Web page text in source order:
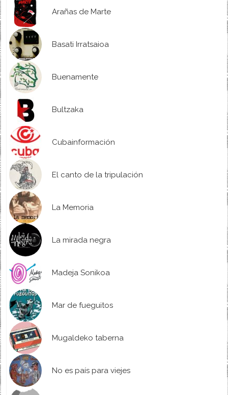
Arañas de Marte
Basati Irratsaioa
Buenamente
Bultzaka
Cubainformación
El canto de la tripulación
La Memoria
La mirada negra
Madeja Sonikoa
Mar de fueguitos
Mugaldeko taberna
No es país para viejes